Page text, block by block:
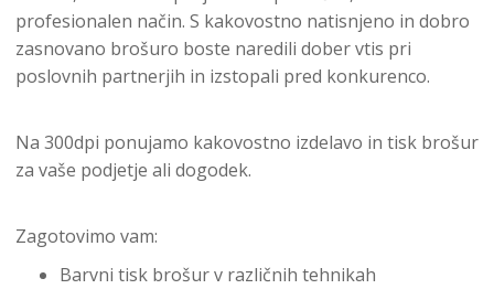
profesionalen način. S kakovostno natisnjeno in dobro
zasnovano brošuro boste naredili dober vtis pri
poslovnih partnerjih in izstopali pred konkurenco.
Na 300dpi ponujamo kakovostno izdelavo in tisk brošur
za vaše podjetje ali dogodek.
Zagotovimo vam:
Barvni tisk brošur v različnih tehnikah